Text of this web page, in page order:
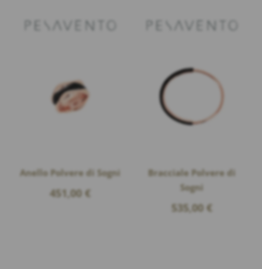
Anello Polvere di Sogni
451,00 €
Bracciale Polvere di
Sogni
535,00 €